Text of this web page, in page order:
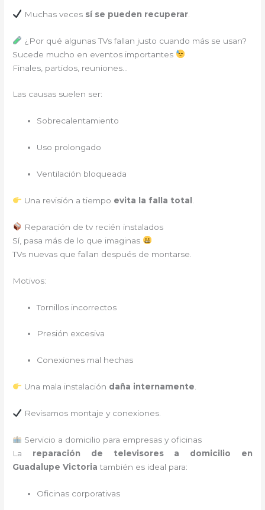
Muchas veces sí se pueden recuperar.
¿Por qué algunas TVs fallan justo cuando más se usan?
Sucede mucho en eventos importantes
Finales, partidos, reuniones…
Las causas suelen ser:
Sobrecalentamiento
Uso prolongado
Ventilación bloqueada
Una revisión a tiempo evita la falla total
Reparación de tv recién instalados
Sí, pasa más de lo que imaginas
TVs nuevas que fallan después de montarse.
Motivos:
Tornillos incorrectos
Presión excesiva
Conexiones mal hechas
Una mala instalación daña internamente
Revisamos montaje y conexiones.
Servicio a domicilio para empresas y oficinas
La reparación de televisores a domicilio en
Guadalupe Victoria también es ideal para:
Oficinas corporativas